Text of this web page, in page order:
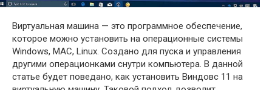
Виртуальная машина — это программное обеспечение,
которое можно установить на операционные системы
Windows, MAC, Linux. Создано для пуска и управления
другими операционками снутри компьютера. В данной
статье будет поведано, как установить Виндовс 11 на